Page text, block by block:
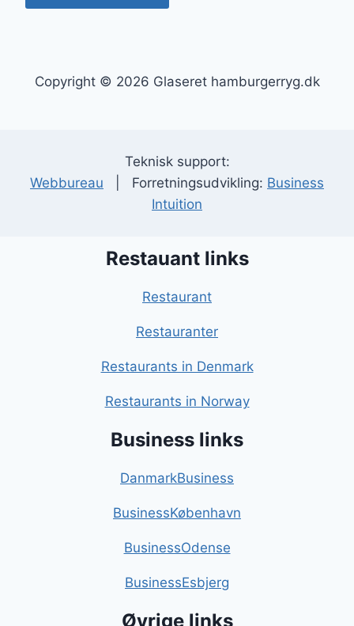
Copyright © 2026 Glaseret hamburgerryg.dk
Teknisk support:
Webbureau | Forretningsudvikling: Business
Intuition
Restauant links
Restaurant
Restauranter
Restaurants in Denmark
Restaurants in Norway
Business links
DanmarkBusiness
BusinessKøbenhavn
BusinessOdense
BusinessEsbjerg
Øvrige links